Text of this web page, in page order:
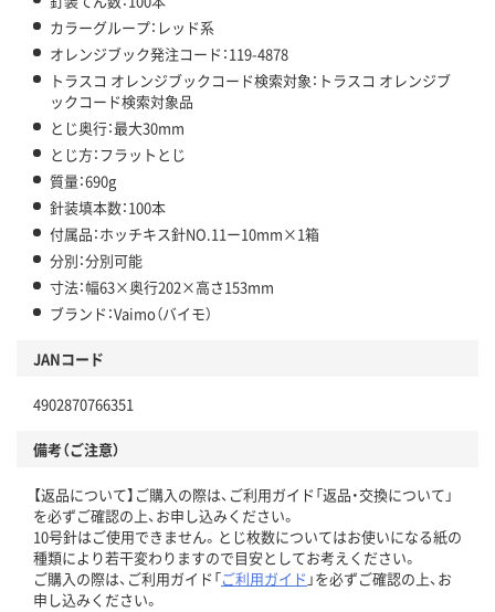
カラーグループ：レッド系
オレンジブック発注コード：119-4878
トラスコ オレンジブックコード検索対象：トラスコ オレンジブ
ックコード検索対象品
とじ奥行：最大30mm
とじ方：フラットとじ
質量：690g
針装填本数：100本
付属品：ホッチキス針NO.11ー10mm×1箱
分別：分別可能
寸法：幅63×奥行202×高さ153mm
ブランド：Vaimo（バイモ）
JANコード
4902870766351
備考（ご注意）
【返品について】ご購入の際は、ご利用ガイド「返品・交換について」
を必ずご確認の上、お申し込みください。
10号針はご使用できません。とじ枚数についてはお使いになる紙の
種類により若干変わりますので目安としてお考えください。
ご購入の際は、ご利用ガイド「ご利用ガイド 」を必ずご確認の上、お
申し込みください。